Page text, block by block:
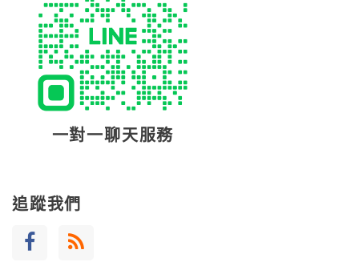
一對一聊天服務
追蹤我們